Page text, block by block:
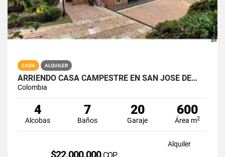
CASA ALQUILER
ARRIENDO CASA CAMPESTRE EN SAN JOSE DE…
Colombia
4
Alcobas
7
Baños
20
Garaje
600
Área m2
Alquiler
$22.000.000